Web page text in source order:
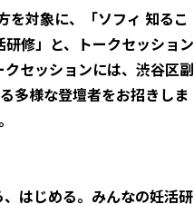
を対象に、「ソフィ 知るこ
修」と、トークセッション
セッションには、渋谷区副
多様な登壇者をお招きしま
、はじめる。みんなの妊活研